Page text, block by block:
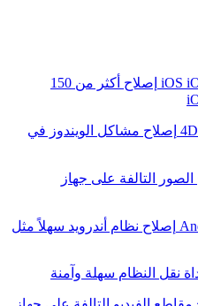
إصلاح أكثر من 150
إصلاح مشاكل الويندوز في
الصور التالفة على جهاز
إصلاح نظام أندرويد سهلاً مثل
نقل النظام سهلة وآمنة